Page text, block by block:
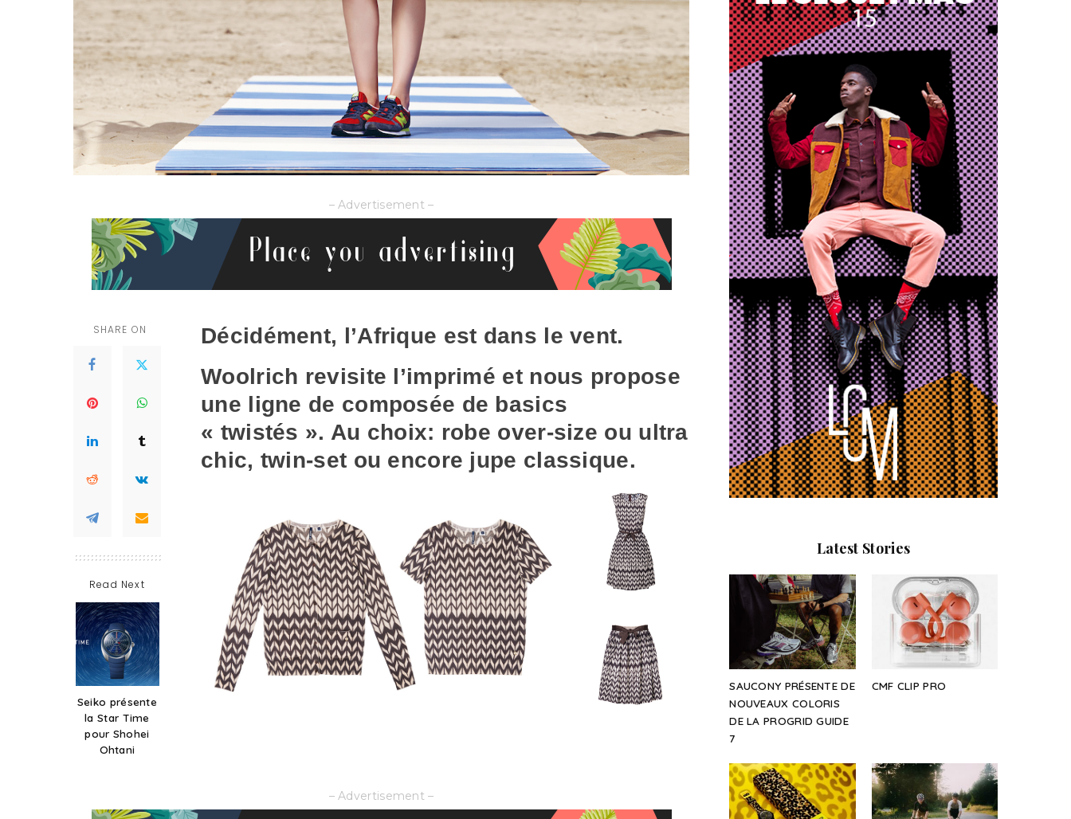
– Advertisement –
SHARE ON
Read Next
Seiko présente
la Star Time
pour Shohei
Ohtani
Décidément, l’Afrique est dans le vent.
Woolrich revisite l’imprimé et nous propose
une ligne de composée de basics
« twistés ». Au choix: robe over-size ou ultra
chic, twin-set ou encore jupe classique.
– Advertisement –
Latest Stories
SAUCONY PRÉSENTE DE
NOUVEAUX COLORIS
DE LA PROGRID GUIDE
7
CMF CLIP PRO